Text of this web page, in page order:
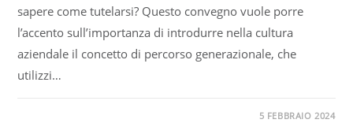
sapere come tutelarsi? Questo convegno vuole porre
l’accento sull’importanza di introdurre nella cultura
aziendale il concetto di percorso generazionale, che
utilizzi…
5 FEBBRAIO 2024